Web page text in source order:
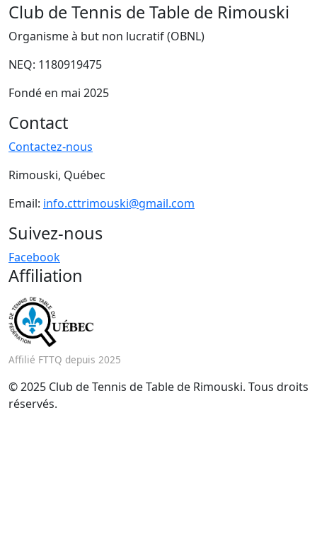
Club de Tennis de Table de Rimouski
Organisme à but non lucratif (OBNL)
NEQ: 1180919475
Fondé en mai 2025
Contact
Contactez-nous
Rimouski, Québec
Email: info.cttrimouski@gmail.com
Suivez-nous
Facebook
Affiliation
Affilié FTTQ depuis 2025
© 2025 Club de Tennis de Table de Rimouski. Tous droits
réservés.